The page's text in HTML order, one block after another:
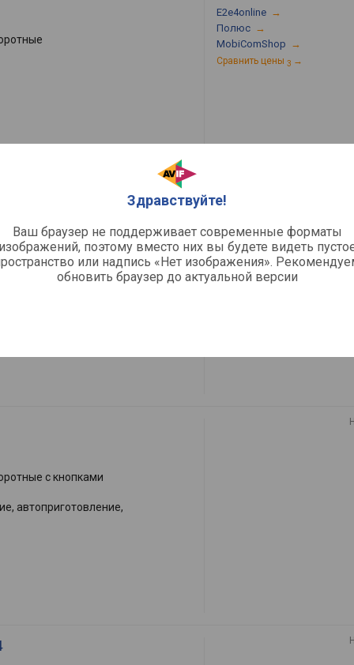
Здравствуйте!
Ваш браузер не поддерживает современные форматы
поэтому вместо них вы будете видеть
или надпись «Нет изображения».
обновить браузер до актуальной версии
E2e4online →
Полюс →
MobiComShop →
Сравнить цены 3 →
с кнопками
автоприготовление,